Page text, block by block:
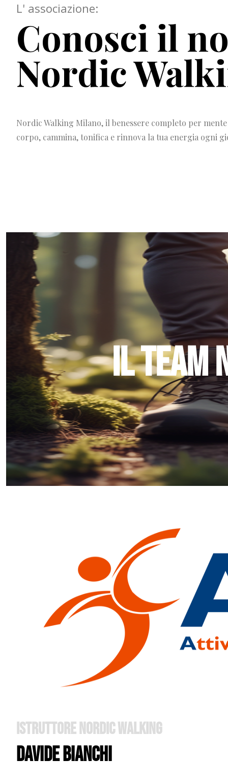
L' associazione:
Conosci il
Nordic
Nordic Walking Milano, il benessere completo per mente
corpo, cammina, tonifica e rinnova la tua energia ogni
Il team
Istruttore Nordic Walking
Davide Bianchi